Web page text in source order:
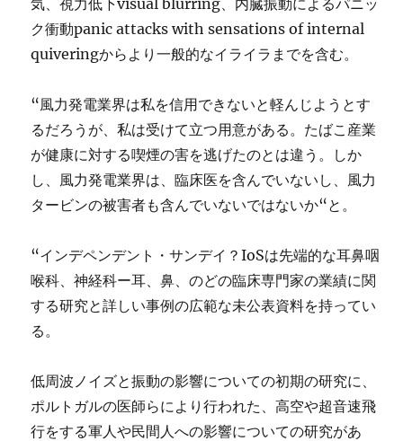
気、視力低下visual blurring、内臓振動によるパニッ
ク衝動panic attacks with sensations of internal
quiveringからより一般的なイライラまでを含む。
“風力発電業界は私を信用できないと軽んじようとす
るだろうが、私は受けて立つ用意がある。たばこ産業
が健康に対する喫煙の害を逃げたのとは違う。しか
し、風力発電業界は、臨床医を含んでいないし、風力
タービンの被害者も含んでいないではないか“と。
“インデペンデント・サンデイ？IoSは先端的な耳鼻咽
喉科、神経科ー耳、鼻、のどの臨床専門家の業績に関
する研究と詳しい事例の広範な未公表資料を持ってい
る。
低周波ノイズと振動の影響についての初期の研究に、
ポルトガルの医師らにより行われた、高空や超音速飛
行をする軍人や民間人への影響についての研究があ